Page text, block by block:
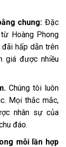
chung: Đặc
Hoàng Phong
hấp dẫn trên
giá được nhiều
Chúng tôi luôn
Mọi thắc mắc,
nhân sự của
đáo.
mỗi lần hợp